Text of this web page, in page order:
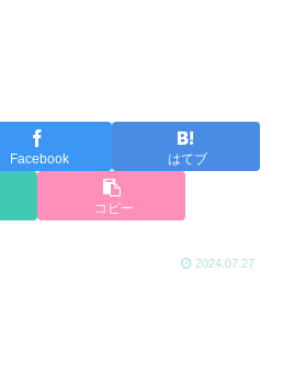
Facebook はてブ
コピー
2024.07.27